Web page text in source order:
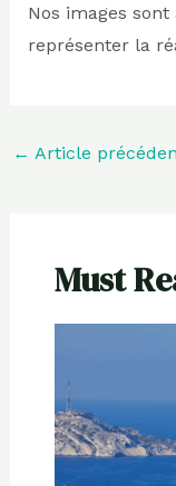
Nos images
représenter la
← Article
Must